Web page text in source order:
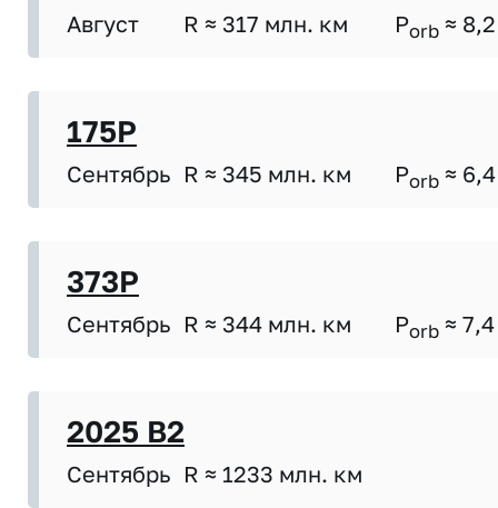
Август R ≈ 317 млн. км Porb ≈ 8,2
175P
Сентябрь R ≈ 345 млн. км Porb ≈ 6,4
373P
Сентябрь R ≈ 344 млн. км Porb ≈ 7,4
2025 B2
Сентябрь R ≈ 1233 млн. км